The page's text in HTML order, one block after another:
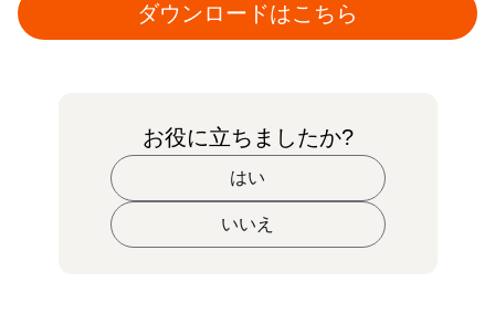
ダウンロードはこちら
お役に立ちましたか?
はい
いいえ